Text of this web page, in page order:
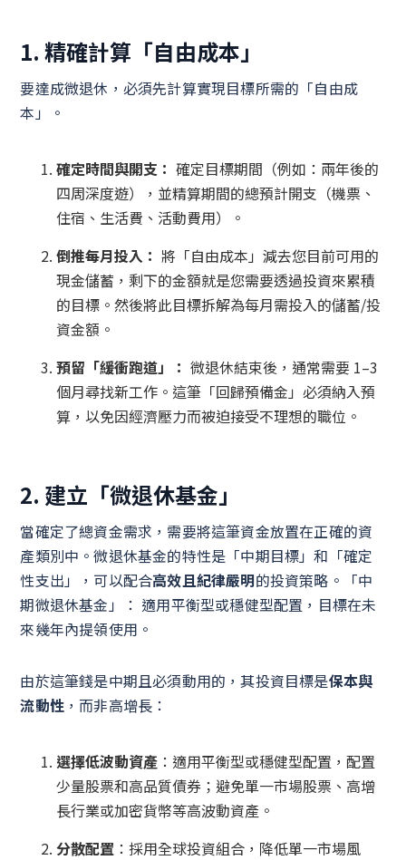
1. 精確計算「自由成本」
要達成微退休，必須先計算實現目標所需的「自由成
本」。
確定時間與開支： 確定目標期間（例如：兩年後的
四周深度遊），並精算期間的總預計開支（機票、
住宿、生活費、活動費用）。
倒推每月投入： 將「自由成本」減去您目前可用的
現金儲蓄，剩下的金額就是您需要透過投資來累積
的目標。然後將此目標拆解為每月需投入的儲蓄/投
資金額。
預留「緩衝跑道」： 微退休結束後，通常需要 1–3
個月尋找新工作。這筆「回歸預備金」必須納入預
算，以免因經濟壓力而被迫接受不理想的職位。
2. 建立「微退休基金」
當確定了總資金需求，需要將這筆資金放置在正確的資
產類別中。微退休基金的特性是「中期目標」和「確定
性支出」，可以配合高效且紀律嚴明的投資策略。「中
期微退休基金」： 適用平衡型或穩健型配置，目標在未
來幾年內提領使用。
由於這筆錢是中期且必須動用的，其投資目標是保本與
流動性 ，而非高增長：
選擇低波動資產 ：適用平衡型或穩健型配置，配置
少量股票和高品質債券；避免單一市場股票、高增
長行業或加密貨幣等高波動資產。
分散配置 ：採用全球投資組合，降低單一市場風